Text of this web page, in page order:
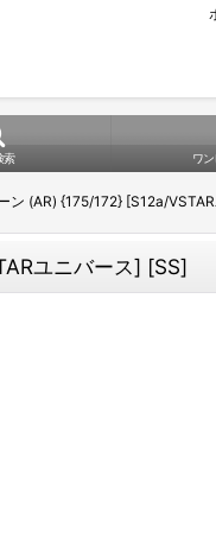
索 ワ
ン (AR) {175/172} [S12a/
ユニバース] [SS]